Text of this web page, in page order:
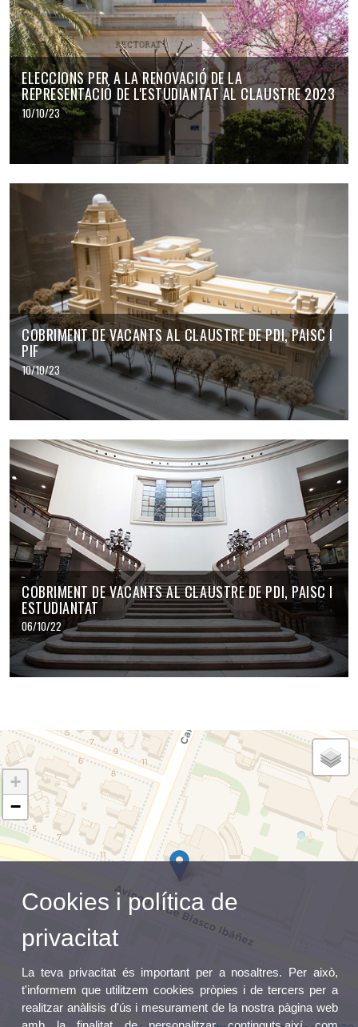
ELECCIONS PER A LA RENOVACIÓ DE LA
REPRESENTACIÓ DE L'ESTUDIANTAT AL CLAUSTRE 2023
10/10/23
COBRIMENT DE VACANTS AL CLAUSTRE DE PDI, PAISC I
PIF
10/10/23
COBRIMENT DE VACANTS AL CLAUSTRE DE PDI, PAISC I
ESTUDIANTAT
06/10/22
+
−
Cookies i política de
privacitat
La teva privacitat és important per a nosaltres. Per això,
t'informem que utilitzem cookies pròpies i de tercers per a
realitzar anàlisis d'ús i mesurament de la nostra pàgina web